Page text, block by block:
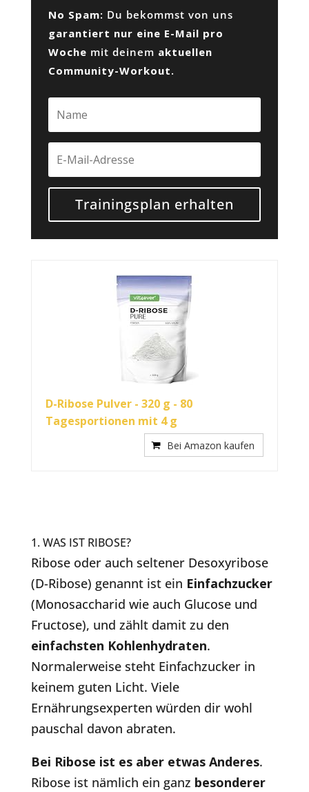
No Spam: Du bekommst von uns
garantiert nur eine E-Mail pro
Woche mit deinem aktuellen
Community-Workout.
Trainingsplan erhalten
D-Ribose Pulver - 320 g - 80
Tagesportionen mit 4 g
Bei Amazon kaufen
1. WAS IST RIBOSE?
Ribose oder auch seltener Desoxyribose
(D-Ribose) genannt ist ein Einfachzucker
(Monosaccharid wie auch Glucose und
Fructose), und zählt damit zu den
einfachsten Kohlenhydraten.
Normalerweise steht Einfachzucker in
keinem guten Licht. Viele
Ernährungsexperten würden dir wohl
pauschal davon abraten.
Bei Ribose ist es aber etwas Anderes.
Ribose ist nämlich ein ganz besonderer